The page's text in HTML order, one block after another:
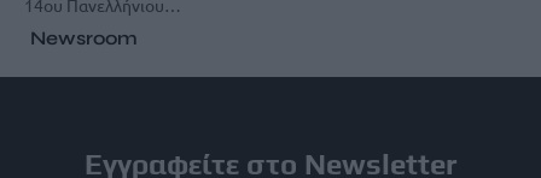
14ου Πανελλήνιου…
Newsroom
Εγγραφείτε στο Newsletter